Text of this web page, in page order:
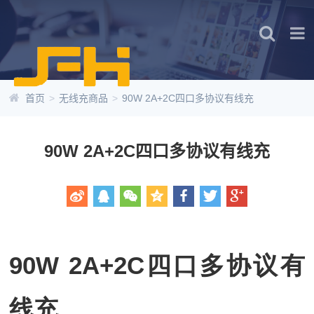
首页 > 无线充商品 > 90W 2A+2C四口多协议有线充
90W 2A+2C四口多协议有线充
90W 2A+2C四口多协议有